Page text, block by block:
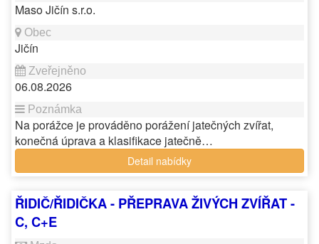
Maso Jičín s.r.o.
Jičín
06.08.2026
Na porážce je prováděno porážení jatečných zvířat,
konečná úprava a klasifikace jatečně…
Detail nabídky
ŘIDIČ/ŘIDIČKA - PŘEPRAVA ŽIVÝCH ZVÍŘAT -
C, C+E